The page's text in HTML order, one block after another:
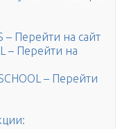
– Перейти на сайт
– Перейти на
– Перейти